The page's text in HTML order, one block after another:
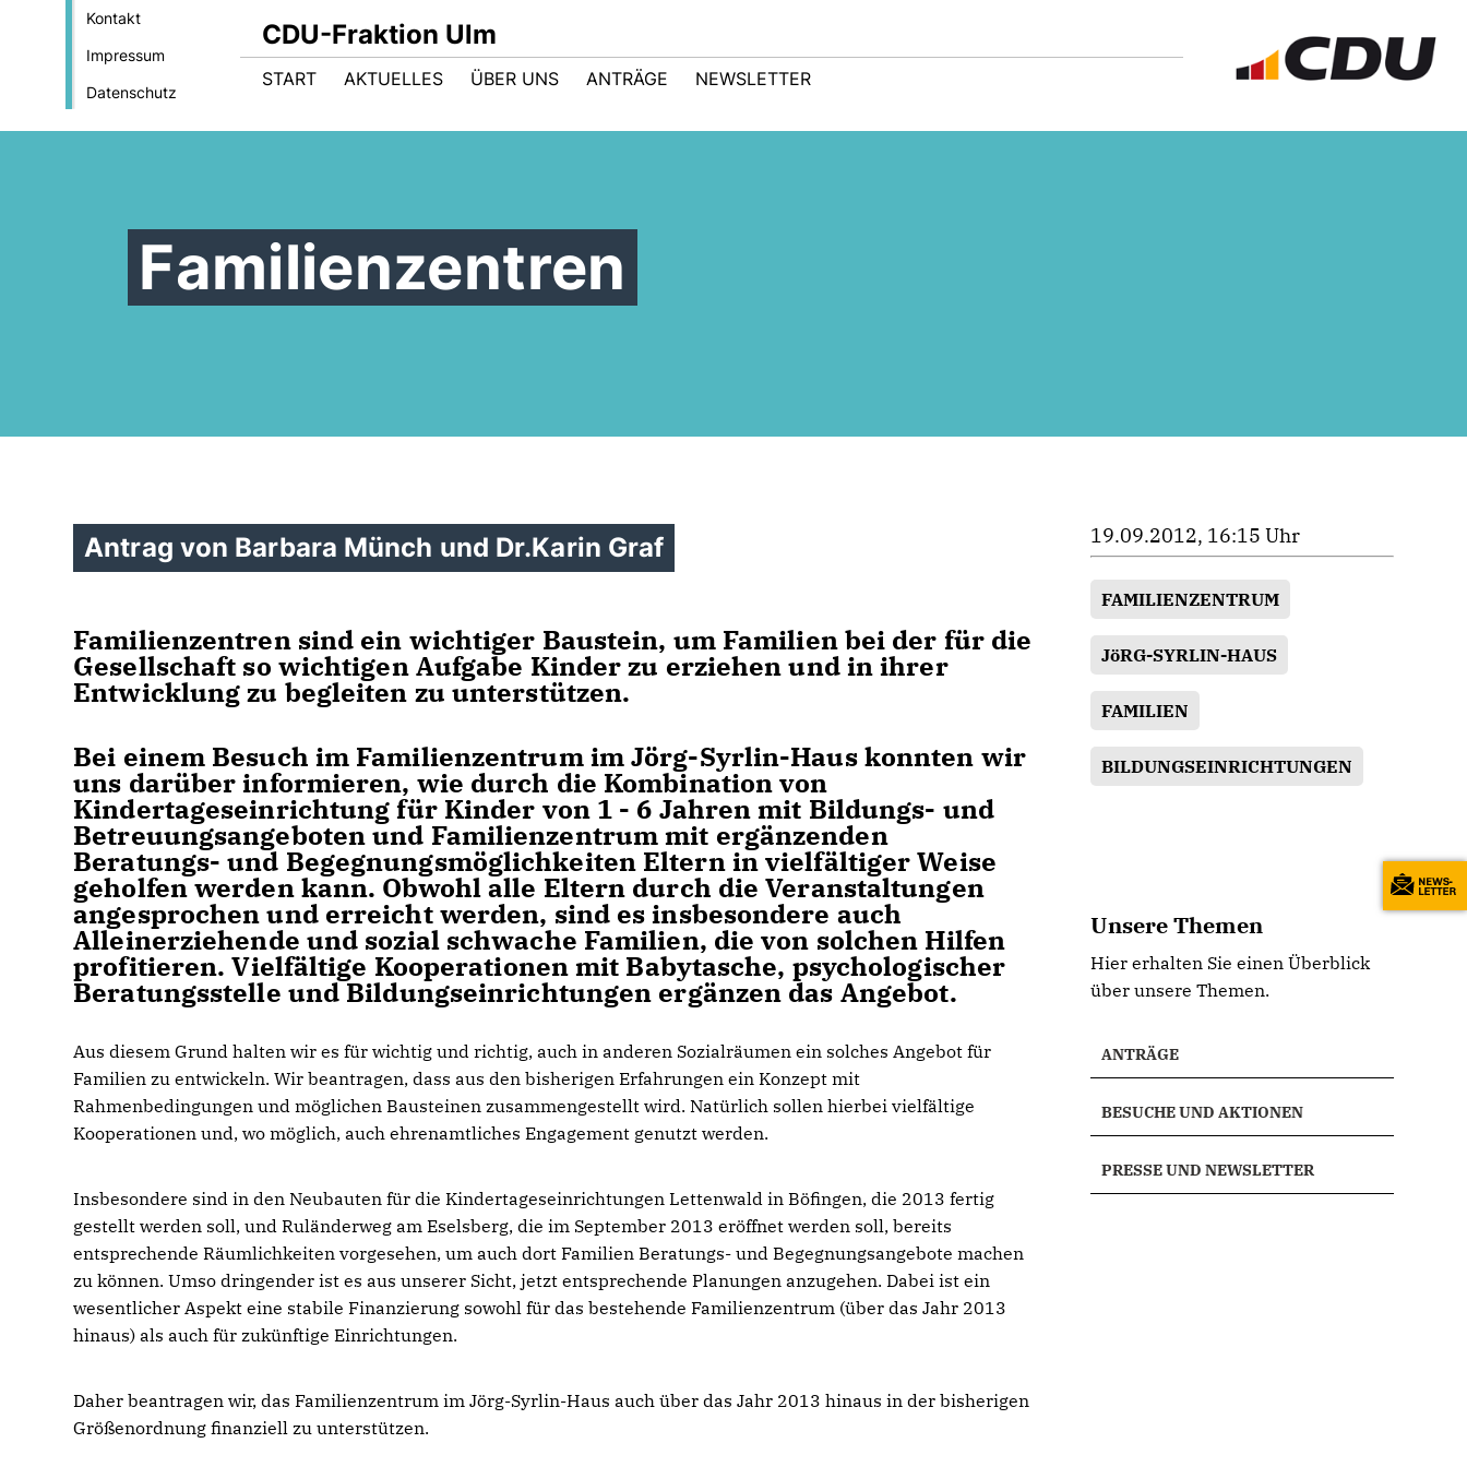
Kontakt
Impressum
Datenschutz
CDU-Fraktion Ulm
START AKTUELLES ÜBER UNS ANTRÄGE NEWSLETTER
Familienzentren
Antrag von Barbara Münch und Dr.Karin Graf
Familienzentren sind ein wichtiger Baustein, um Familien bei der für die
Gesellschaft so wichtigen Aufgabe Kinder zu erziehen und in ihrer
Entwicklung zu begleiten zu unterstützen.
Bei einem Besuch im Familienzentrum im Jörg-Syrlin-Haus konnten wir
uns darüber informieren, wie durch die Kombination von
Kindertageseinrichtung für Kinder von 1 - 6 Jahren mit Bildungs- und
Betreuungsangeboten und Familienzentrum mit ergänzenden
Beratungs- und Begegnungsmöglichkeiten Eltern in vielfältiger Weise
geholfen werden kann. Obwohl alle Eltern durch die Veranstaltungen
angesprochen und erreicht werden, sind es insbesondere auch
Alleinerziehende und sozial schwache Familien, die von solchen Hilfen
profitieren. Vielfältige Kooperationen mit Babytasche, psychologischer
Beratungsstelle und Bildungseinrichtungen ergänzen das Angebot.
Aus diesem Grund halten wir es für wichtig und richtig, auch in anderen Sozialräumen ein solches Angebot für
Familien zu entwickeln. Wir beantragen, dass aus den bisherigen Erfahrungen ein Konzept mit
Rahmenbedingungen und möglichen Bausteinen zusammengestellt wird. Natürlich sollen hierbei vielfältige
Kooperationen und, wo möglich, auch ehrenamtliches Engagement genutzt werden.
Insbesondere sind in den Neubauten für die Kindertageseinrichtungen Lettenwald in Böfingen, die 2013 fertig
gestellt werden soll, und Ruländerweg am Eselsberg, die im September 2013 eröffnet werden soll, bereits
entsprechende Räumlichkeiten vorgesehen, um auch dort Familien Beratungs- und Begegnungsangebote machen
zu können. Umso dringender ist es aus unserer Sicht, jetzt entsprechende Planungen anzugehen. Dabei ist ein
wesentlicher Aspekt eine stabile Finanzierung sowohl für das bestehende Familienzentrum (über das Jahr 2013
hinaus) als auch für zukünftige Einrichtungen.
Daher beantragen wir, das Familienzentrum im Jörg-Syrlin-Haus auch über das Jahr 2013 hinaus in der bisherigen
Größenordnung finanziell zu unterstützen.
19.09.2012, 16:15 Uhr
FAMILIENZENTRUM
JöRG-SYRLIN-HAUS
FAMILIEN
BILDUNGSEINRICHTUNGEN
Unsere Themen
Hier erhalten Sie einen Überblick
über unsere Themen.
ANTRÄGE
BESUCHE UND AKTIONEN
PRESSE UND NEWSLETTER